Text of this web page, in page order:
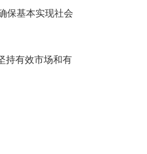
保基本实现社会
持有效市场和有